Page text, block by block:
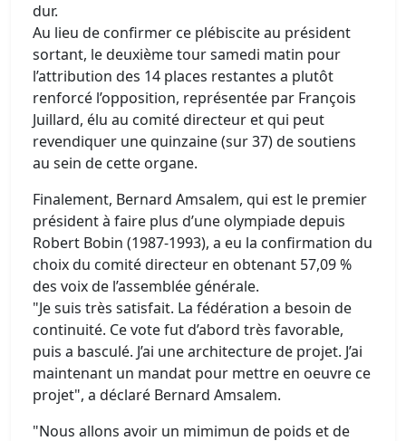
dur.
Au lieu de confirmer ce plébiscite au président
sortant, le deuxième tour samedi matin pour
l’attribution des 14 places restantes a plutôt
renforcé l’opposition, représentée par François
Juillard, élu au comité directeur et qui peut
revendiquer une quinzaine (sur 37) de soutiens
au sein de cette organe.
Finalement, Bernard Amsalem, qui est le premier
président à faire plus d’une olympiade depuis
Robert Bobin (1987-1993), a eu la confirmation du
choix du comité directeur en obtenant 57,09 %
des voix de l’assemblée générale.
"Je suis très satisfait. La fédération a besoin de
continuité. Ce vote fut d’abord très favorable,
puis a basculé. J’ai une architecture de projet. J’ai
maintenant un mandat pour mettre en oeuvre ce
projet", a déclaré Bernard Amsalem.
"Nous allons avoir un mimimun de poids et de